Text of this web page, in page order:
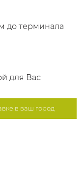
до терминала
для Вас
в ваш город